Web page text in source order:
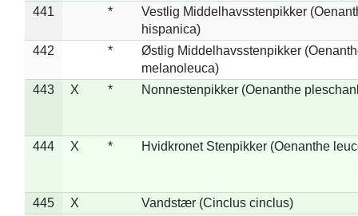
441
*
Vestlig Middelhavsstenpikker
hispanica)
442
*
Østlig Middelhavsstenpikker
melanoleuca)
443
X * Nonnestenpikker (Oenanthe
444 X * Hvidkronet Stenpikker (Oenanthe
445 X
Vandstær (Cinclus cinclus)